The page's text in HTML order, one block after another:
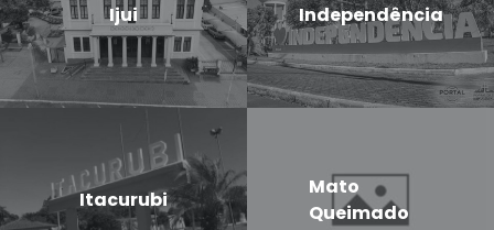
Ijui Independência
Itacurubi
Mato
Queimado